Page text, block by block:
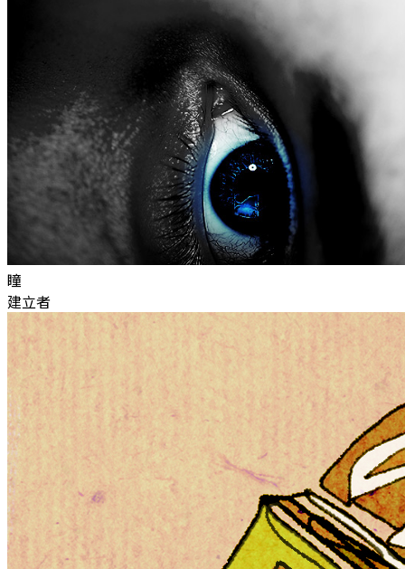
瞳
建立者